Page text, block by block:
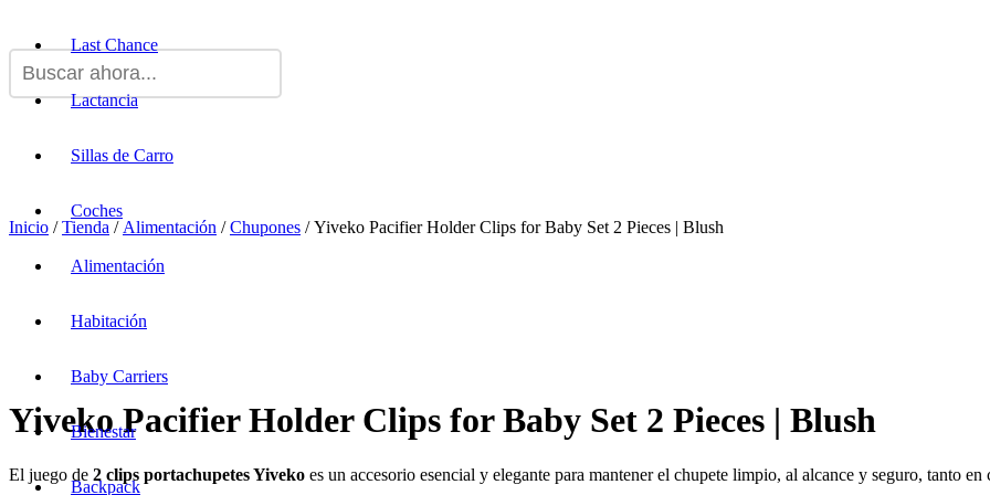
Last Chance
Lactancia
Sillas de Carro
Coches
Alimentación
Habitación
Baby Carriers
Bienestar
Backpack
Inicio /Tienda / Alimentación /Chupones / Yiveko Pacifier Holder Clips for Baby Set 2 Pieces | Blush
Yiveko Pacifier Holder Clips for Baby Set 2 Pieces | Blush
El juego de 2 clips portachupetes Yiveko es un accesorio esencial y elegante para mantener el chupete limpio, al alcance y seguro, tanto en